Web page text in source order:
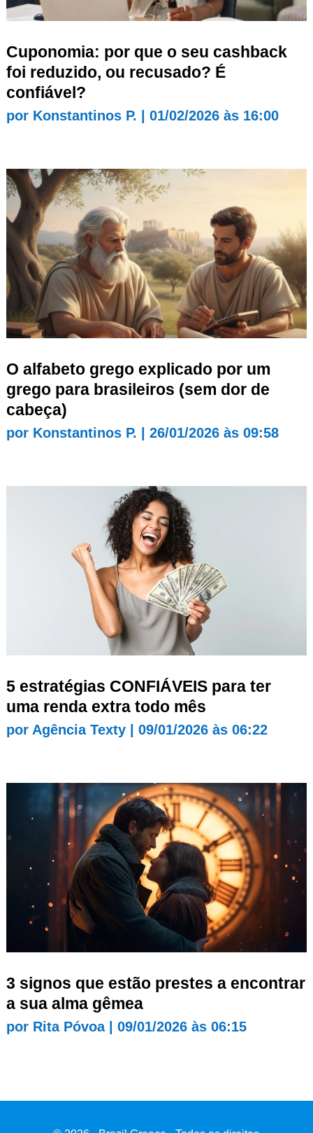
Cuponomia: por que o seu cashback
foi reduzido, ou recusado? É
confiável?
por Konstantinos P. 01/02/2026 às 16:00
O alfabeto grego explicado por um
grego para brasileiros (sem dor de
cabeça)
por Konstantinos P. 26/01/2026 às 09:58
5 estratégias CONFIÁVEIS para ter
uma renda extra todo mês
por Agência Texty| 09/01/2026 às 06:22
3 signos que estão prestes a encontrar
a sua alma gêmea
por Rita Póvoa| 09/01/2026 às 06:15